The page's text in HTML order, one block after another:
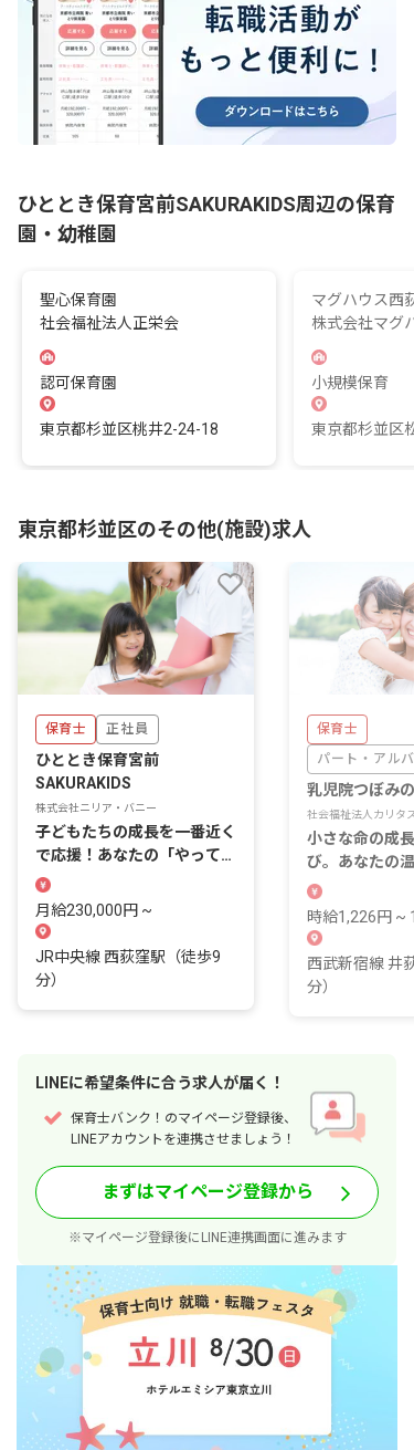
ひととき保育宮前SAKURAKIDS周辺の保育
園・幼稚園
聖心保育園
社会福祉法人正栄会
認可保育園
東京都杉並区桃井2-24-18
マグハウス西
株式会社マグ
小規模保育
東京都杉並区
東京都杉並区のその他(施設)求人
保育士 正社員
ひととき保育宮前
SAKURAKIDS
株式会社ニリア・バニー
子どもたちの成長を一番近く
で応援！あなたの「やってみ
たい」が叶う場所
月給230,000円 ~
JR中央線 西荻窪駅（徒歩9
分）
保育士
パート・アルバ
乳児院つぼみの
社会福祉法人カリタ
小さな命の成
び。あなたの
を育みませんか
時給1,226円 ~
西武新宿線 井
分）
LINEに希望条件に合う求人が届く！
保育士バンク！のマイページ登録後、
LINEアカウントを連携させましょう！
まずはマイページ登録から
※マイページ登録後にLINE連携画面に進みます